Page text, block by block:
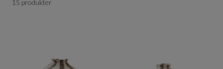
15 produkter